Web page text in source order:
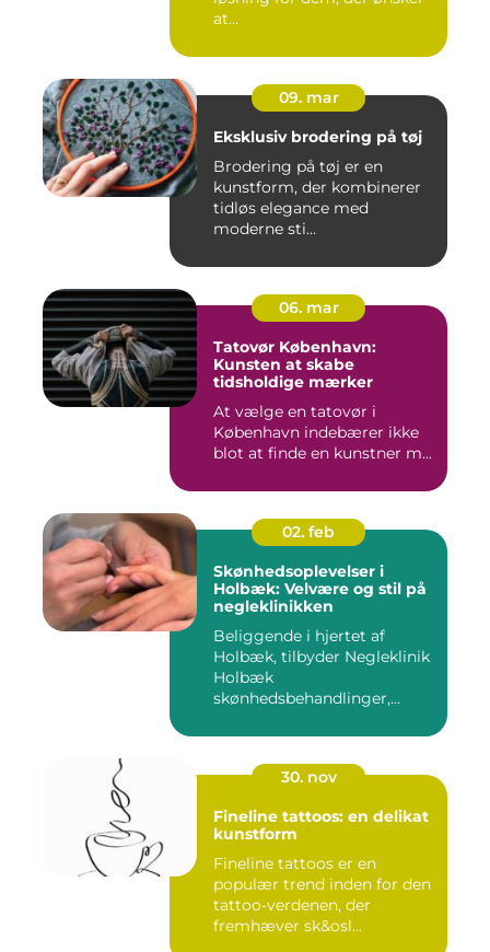
at...
09. mar
Eksklusiv brodering på tøj
Brodering på tøj er en
kunstform, der kombinerer
tidløs elegance med
moderne sti...
06. mar
Tatovør København:
Kunsten at skabe
tidsholdige mærker
At vælge en tatovør i
København indebærer ikke
blot at finde en kunstner m...
02. feb
Skønhedsoplevelser i
Holbæk: Velvære og stil på
negleklinikken
Beliggende i hjertet af
Holbæk, tilbyder Negleklinik
Holbæk
skønhedsbehandlinger,...
30. nov
Fineline tattoos: en delikat
kunstform
Fineline tattoos er en
populær trend inden for den
tattoo-verdenen, der
fremhæver sk&osl...